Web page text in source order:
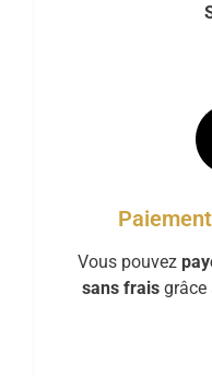
Vous pouvez
sans frais grâce